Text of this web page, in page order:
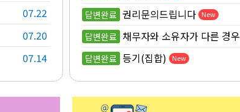
07.22
07.20
07.14
답변완료 권리문의드립니다 New
답변완료 채무자와 소유자가 다른 경우
답변완료 등기(집합) New